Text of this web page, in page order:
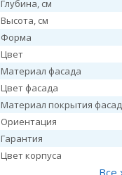
Глубина, см
Высота, см
Форма
Цвет
Материал фасада
Цвет фасада
Материал покрытия
Ориентация
Гарантия
Цвет корпуса
Все